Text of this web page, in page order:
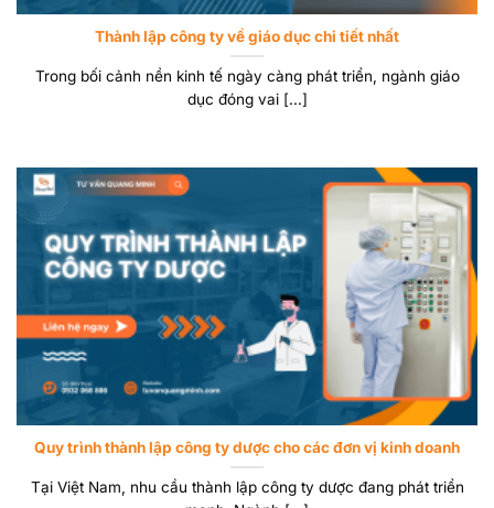
Thành lập công ty về giáo dục chi tiết nhất
Trong bối cảnh nền kinh tế ngày càng phát triển, ngành giáo
dục đóng vai [...]
Quy trình thành lập công ty dược cho các đơn vị kinh doanh
Tại Việt Nam, nhu cầu thành lập công ty dược đang phát triển